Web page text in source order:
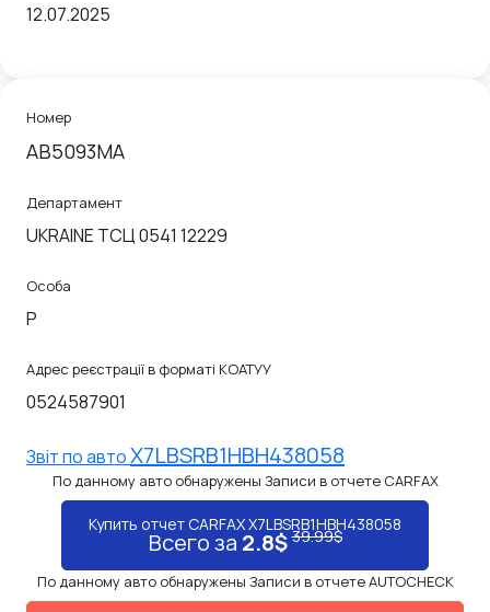
12.07.2025
Номер
АВ5093МА
Департамент
UKRAINE ТСЦ 0541 12229
Особа
P
Адрес реєстрації в форматі КОАТУУ
0524587901
Звiт по автоX7LBSRB1HBH438058
По данному авто обнаружены Записи в отчете CARFAX
Купить отчет CARFAX X7LBSRB1HBH438058
Всего за 2.8$39.99$
По данному авто обнаружены Записи в отчете AUTOCHECK